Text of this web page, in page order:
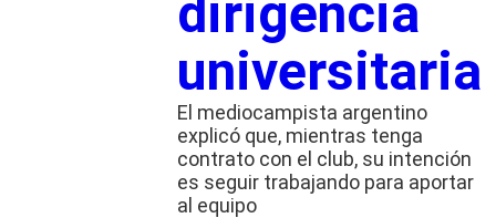
dirigencia
universitaria
El mediocampista argentino
explicó que, mientras tenga
contrato con el club, su intención
es seguir trabajando para aportar
al equipo